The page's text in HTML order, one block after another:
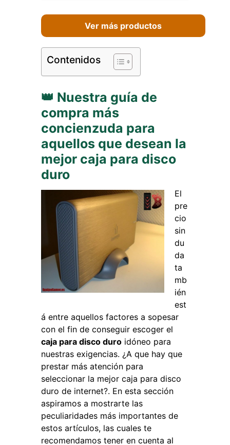
Ver más productos
Contenidos
👑 Nuestra guía de
compra más
concienzuda para
aquellos que desean la
mejor caja para disco
duro
El
pre
cio
sin
du
da
ta
mb
ién
est
á entre aquellos factores a sopesar
con el fin de conseguir escoger el
caja para disco duro idóneo para
nuestras exigencias. ¿A que hay que
prestar más atención para
seleccionar la mejor caja para disco
duro de internet?. En esta sección
aspiramos a mostrarte las
peculiaridades más importantes de
estos artículos, las cuales te
recomendamos tener en cuenta al